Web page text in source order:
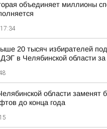
объединяет миллионы
17:34
20 тысяч избирателей
в Челябинской области
области заменят
до конца года